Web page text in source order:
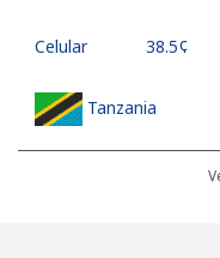
Celular ⁦38.5¢⁩
Tanzania